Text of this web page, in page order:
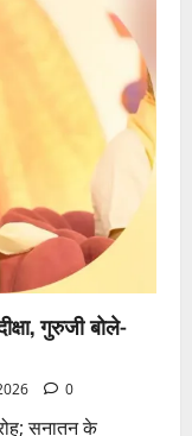
गुरुजी बोले-
0
सनातन के